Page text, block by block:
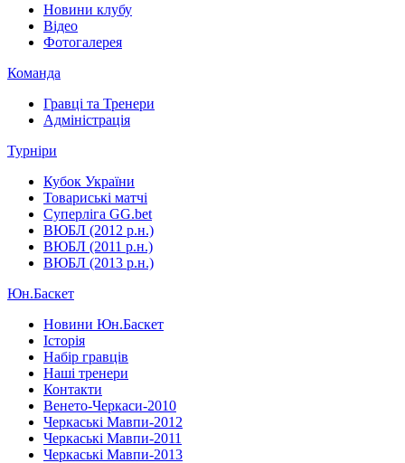
Новини клубу
Відео
Фотогалерея
Команда
Гравці та Тренери
Адміністрація
Турніри
Кубок України
Товариські матчі
Суперліга GG.bet
ВЮБЛ (2012 р.н.)
ВЮБЛ (2011 р.н.)
ВЮБЛ (2013 р.н.)
Юн.Баскет
Новини Юн.Баскет
Історія
Набір гравців
Наші тренери
Контакти
Венето-Черкаси-2010
Черкаські Мавпи-2012
Черкаські Мавпи-2011
Черкаські Мавпи-2013